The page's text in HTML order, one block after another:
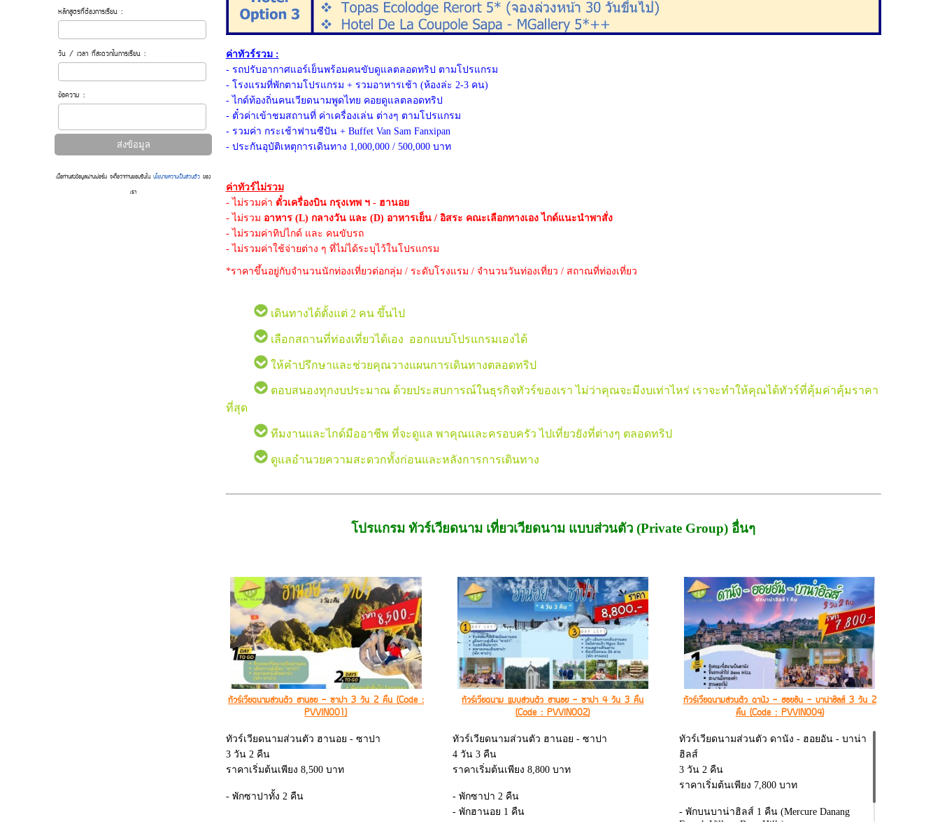
หลักสูตรที่ต้องการเรียน :
วัน / เวลา ที่สะดวกในการเรียน :
ข้อความ :
เมื่อท่านส่งข้อมูลผ่านฟอร์ม จะถือว่าท่านยอมรับในนโยบายความเป็นส่วนตัวของ
เรา
ค่าทัวร์รวม :
- รถปรับอากาศแอร์เย็นพร้อมคนขับดูแลตลอดทริป ตามโปรแกรม
- โรงแรมที่พักตามโปรแกรม + รวมอาหารเช้า (ห้องล่ะ 2-3 คน)
- ไกด์ท้องถิ่นคนเวียดนามพูดไทย คอยดูแลตลอดทริป
- ตั๋วค่าเข้าชมสถานที่ ค่าเครื่องเล่น ต่างๆ ตามโปรแกรม
- รวมค่า กระเช้าฟานซีปัน + Buffet Van Sam Fanxipan
- ประกันอุบัติเหตุการเดินทาง 1,000,000 / 500,000 บาท
ค่าทัวร์ไม่รวม
- ไม่รวมค่า ตั๋วเครื่องบิน กรุงเทพ ฯ - ฮานอย
- ไม่รวม อาหาร (L) กลางวัน และ (D) อาหารเย็น / อิสระ คณะเลือกทางเอง ไกด์แนะนำพาสั่ง
- ไม่รวมค่าทิปไกด์ และ คนขับรถ
- ไม่รวมค่าใช้จ่ายต่าง ๆ ที่ไม่ได้ระบุไว้ในโปรแกรม
*ราคาขึ้นอยู่กับจำนวนนักท่องเที่ยวต่อกลุ่ม / ระดับโรงแรม / จำนวนวันท่องเที่ยว / สถาณที่ท่องเที่ยว
เดินทางได้ตั้งแต่ 2 คน ขึ้นไป
เลือกสถานที่ท่องเที่ยวได้เอง ออกแบบโปรแกรมเองได้
ให้คำปรึกษาและช่วยคุณวางแผนการเดินทางตลอดทริป
ตอบสนองทุกงบประมาณ ด้วยประสบการณ์ในธุรกิจทัวร์ของเรา ไม่ว่าคุณจะมีงบเท่าไหร่ เราจะทำให้คุณได้ทัวร์ที่คุ้มค่าคุ้มราคา
ที่สุด
ทีมงานและไกด์มืออาชีพ ที่จะดูแล พาคุณและครอบครัว ไปเที่ยวยังที่ต่างๆ ตลอดทริป
ดูแลอำนวยความสะดวกทั้งก่อนและหลังการการเดินทาง
โปรแกรม ทัวร์เวียดนาม เที่ยวเวียดนาม แบบส่วนตัว (Private Group) อื่นๆ
ทัวร์เวียดนามส่วนตัว ฮานอย - ซาปา 3 วัน 2 คืน (Code :
PVVIN001)
ทัวร์เวียดนามส่วนตัว ฮานอย - ซาปา
3 วัน 2 คืน
ราคาเริ่มต้นเพียง 8,500 บาท
- พักซาปาทั้ง 2 คืน
ทัวร์เวียดนาม แบบส่วนตัว ฮานอย - ซาปา 4 วัน 3 คืน
(Code : PVVIN002)
ทัวร์เวียดนามส่วนตัว ฮานอย - ซาปา
4 วัน 3 คืน
ราคาเริ่มต้นเพียง 8,800 บาท
- พักซาปา 2 คืน
- พักฮานอย 1 คืน
ทัวร์เวียดนามส่วนตัว ดานัง - ฮอยอัน - บาน่าฮิลส์ 3 วัน 2
คืน (Code : PVVIN004)
ทัวร์เวียดนามส่วนตัว ดานัง - ฮอยอัน - บาน่า
ฮิลส์
3 วัน 2 คืน
ราคาเริ่มต้นเพียง 7,800 บาท
- พักบนบาน่าฮิลส์ 1 คืน (Mercure Danang
French Village Bana Hills)